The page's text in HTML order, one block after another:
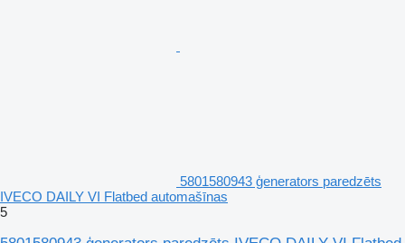
5801580943 ģenerators paredzēts
IVECO DAILY VI Flatbed automašīnas
5